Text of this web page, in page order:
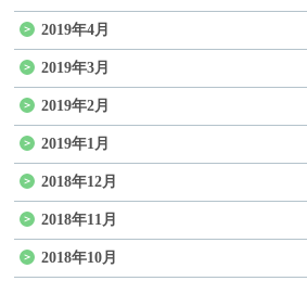
2019年4月
2019年3月
2019年2月
2019年1月
2018年12月
2018年11月
2018年10月